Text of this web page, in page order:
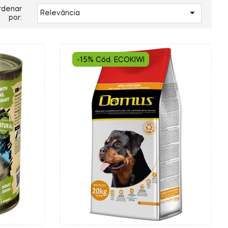
por:
Relevância 
-15% Cód. ECOKIWI